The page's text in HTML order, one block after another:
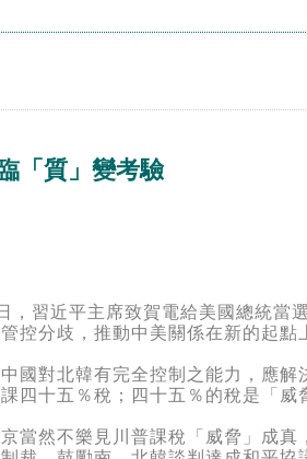
「質」變考驗
近平主席致賀電給美國總統當選
控分歧，推動中美關係在新的起
對北韓有完全控制之能力，應解
四十五％稅；四十五％的稅是「威
然不樂見川普課稅「威脅」成真